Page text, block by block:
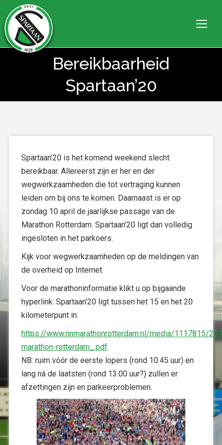
Bereikbaarheid
Spartaan’20
Spartaan’20 is het komend weekend slecht
bereikbaar. Allereerst zijn er her en der
wegwerkzaamheden die tot vertraging kunnen
leiden om bij ons te komen. Daarnaast is er op
zondag 10 april de jaarlijkse passage van de
Marathon Rotterdam. Spartaan’20 ligt dan volledig
ingesloten in het parkoers.
Kijk voor wegwerkzaamheden op de meldingen van
de overheid op Internet.
Voor de marathoninformatie klikt u op bijgaande
hyperlink. Spartaan’20 ligt tussen het 15 en het 20
kilometerpunt in.
https://www.nnmarathonrotterdam.nl/media/1117815/
marathon-rotterdam_.pdf
NB: ruim vóór de eerste lopers (rond 10.45 uur) en
lang ná de laatsten (rond 13.00 uur?) zullen er
afzettingen zijn en parkeerproblemen.